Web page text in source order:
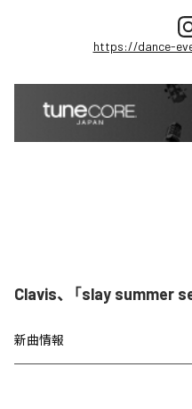
https://dance-
Clavis、「slay summer
新曲情報